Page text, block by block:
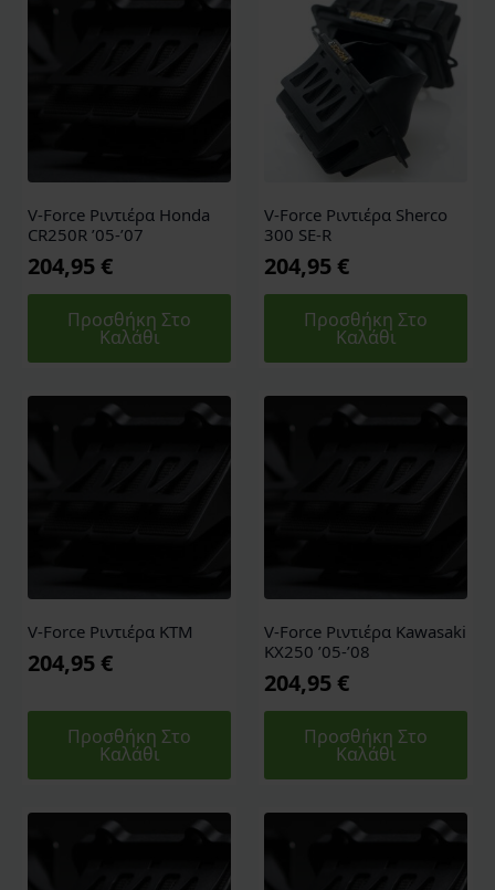
V-Force Ριντιέρα Honda
CR250R ’05-’07
204,95 €
Προσθήκη Στο
Καλάθι
V-Force Ριντιέρα Sherco
300 SE-R
204,95 €
Προσθήκη Στο
Καλάθι
V-Force Ριντιέρα KTM
204,95 €
Προσθήκη Στο
Καλάθι
V-Force Ριντιέρα Kawasaki
KX250 ’05-’08
204,95 €
Προσθήκη Στο
Καλάθι